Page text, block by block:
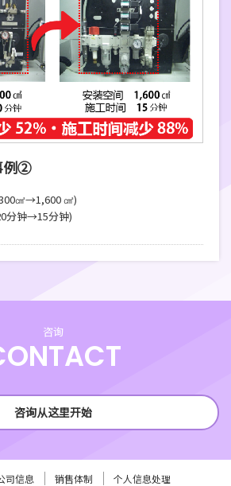
例②
㎠→1,600 ㎠)
分钟→15分钟)
咨询
咨询从这里开始
司信息 销售体制 个人信息处理